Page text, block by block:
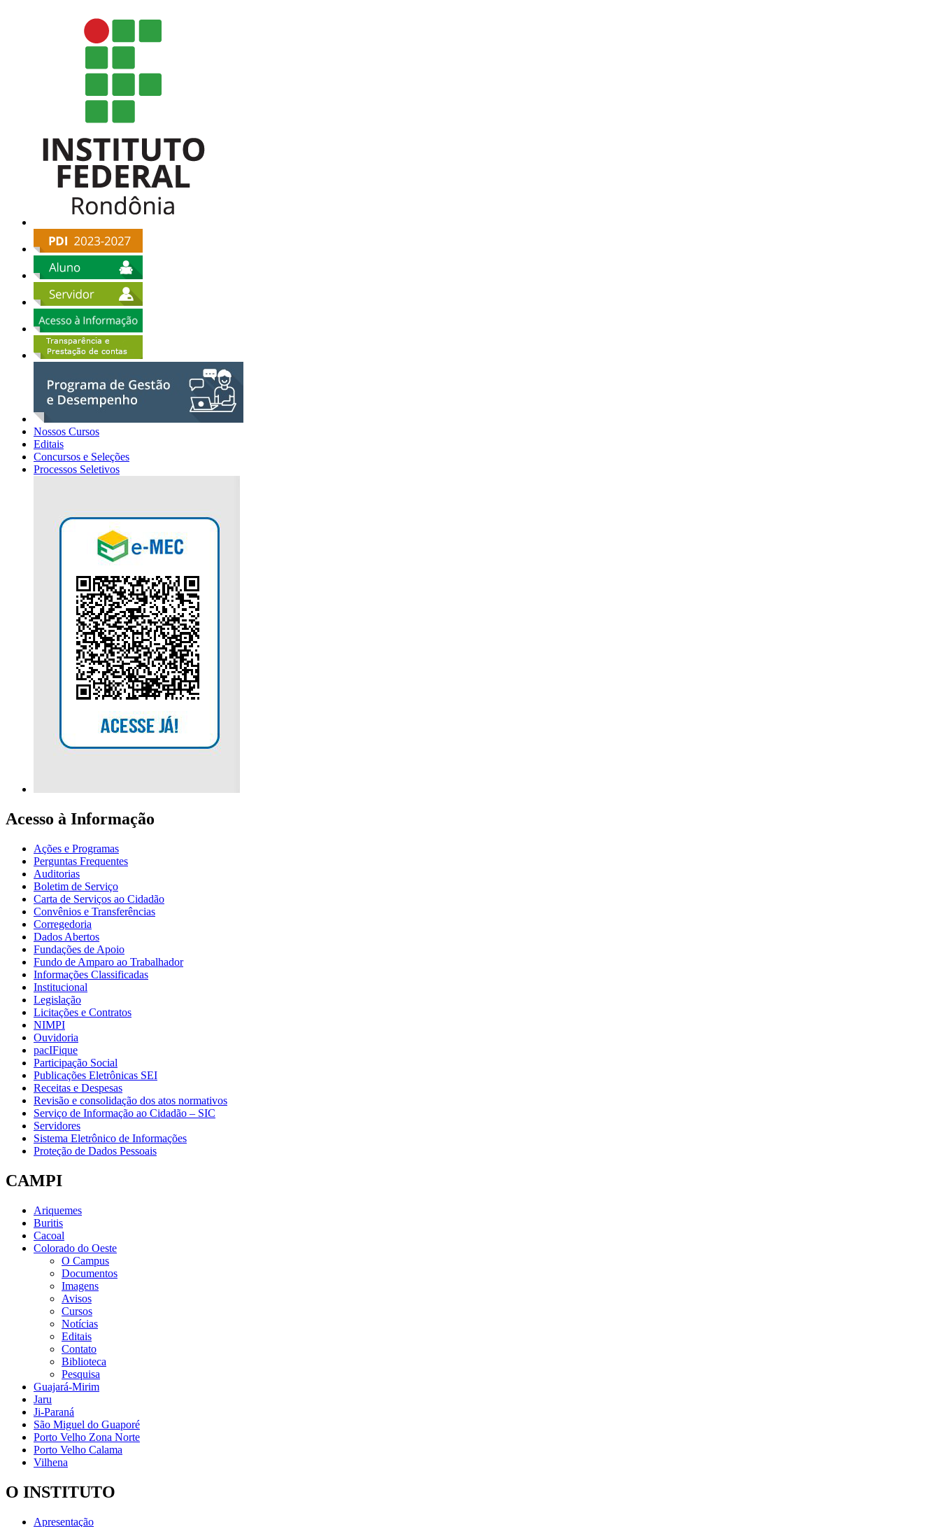
Nossos Cursos
Editais
Concursos e Seleções
Processos Seletivos
Acesso à Informação
Ações e Programas
Perguntas Frequentes
Auditorias
Boletim de Serviço
Carta de Serviços ao Cidadão
Convênios e Transferências
Corregedoria
Dados Abertos
Fundações de Apoio
Fundo de Amparo ao Trabalhador
Informações Classificadas
Institucional
Legislação
Licitações e Contratos
NIMPI
Ouvidoria
pacIFique
Participação Social
Publicações Eletrônicas SEI
Receitas e Despesas
Revisão e consolidação dos atos normativos
Serviço de Informação ao Cidadão – SIC
Servidores
Sistema Eletrônico de Informações
Proteção de Dados Pessoais
CAMPI
Ariquemes
Buritis
Cacoal
Colorado do Oeste
O Campus
Documentos
Imagens
Avisos
Cursos
Notícias
Editais
Contato
Biblioteca
Pesquisa
Guajará-Mirim
Jaru
Ji-Paraná
São Miguel do Guaporé
Porto Velho Zona Norte
Porto Velho Calama
Vilhena
O INSTITUTO
Apresentação